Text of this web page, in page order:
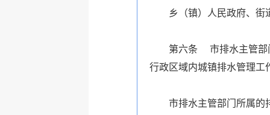
乡（镇）人民政府、街
第六条 市排水主管部
行政区域内城镇排水管理工
市排水主管部门所属的